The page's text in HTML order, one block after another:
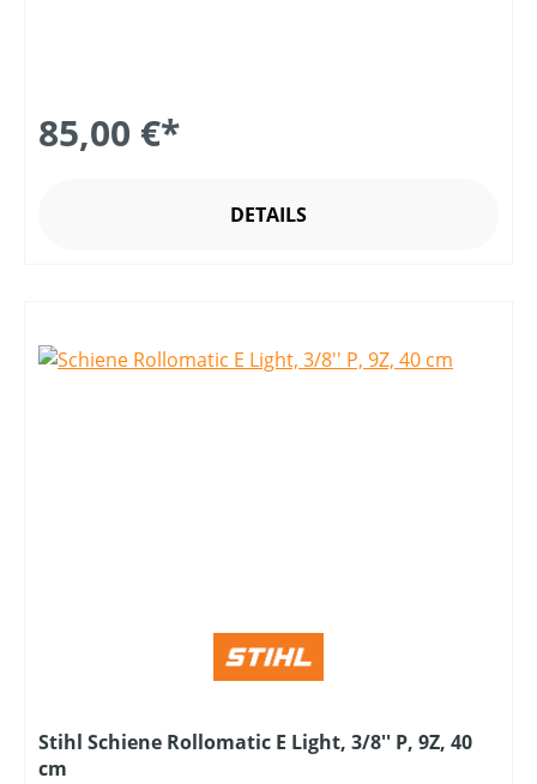
85,00 €*
DETAILS
Stihl Schiene Rollomatic E Light, 3/8'' P, 9Z, 40
cm